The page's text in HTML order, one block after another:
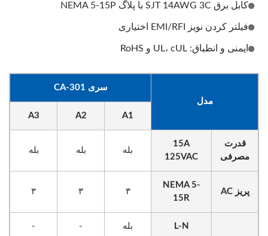
کابل برق SJT 14AWG 3C با پلاگ NEMA 5-15P
فیلتر کردن نویز EMI/RFI اختیاری
ایمنی و انطباق: UL، cUL و RoHS
مدل
سری CA-301
A1
A2
A3
قدرت
مصرفی
15A
125VAC
بله بله بله
پریز AC
NEMA 5-
15R
۳ ۳ ۳
L-N بله -
-